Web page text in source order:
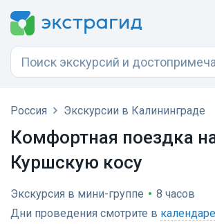
Россия Экскурсии в Калининграде
Комфортная поездка
Куршскую косу
Экскурсия в мини-группе • 8 часов
Дни проведения смотрите в календаре